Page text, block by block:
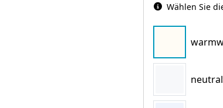
Wählen Sie